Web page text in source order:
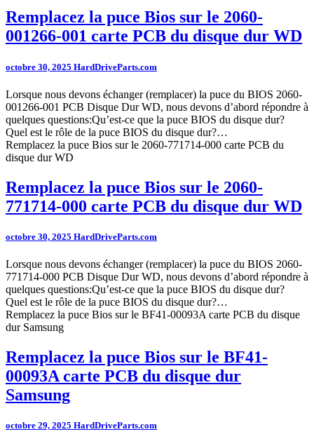
Remplacez la puce Bios sur le 2060-
001266-001 carte PCB du disque dur WD
octobre 30, 2025 HardDriveParts.com
Lorsque nous devons échanger (remplacer) la puce du BIOS 2060-
001266-001 PCB Disque Dur WD, nous devons d’abord répondre à
quelques questions:Qu’est-ce que la puce BIOS du disque dur?
Quel est le rôle de la puce BIOS du disque dur?…
Remplacez la puce Bios sur le 2060-771714-000 carte PCB du
disque dur WD
Remplacez la puce Bios sur le 2060-
771714-000 carte PCB du disque dur WD
octobre 30, 2025 HardDriveParts.com
Lorsque nous devons échanger (remplacer) la puce du BIOS 2060-
771714-000 PCB Disque Dur WD, nous devons d’abord répondre à
quelques questions:Qu’est-ce que la puce BIOS du disque dur?
Quel est le rôle de la puce BIOS du disque dur?…
Remplacez la puce Bios sur le BF41-00093A carte PCB du disque
dur Samsung
Remplacez la puce Bios sur le BF41-
00093A carte PCB du disque dur
Samsung
octobre 29, 2025 HardDriveParts.com